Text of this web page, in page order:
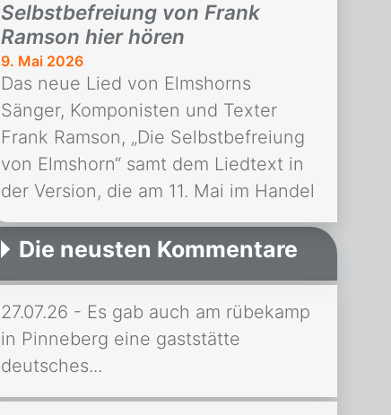
Musik Performance Künstler Gunter
Demnig im Rathaus Pinneberg
Stolpersteinverlegungen in
Pinneberg, Tornesch, Uetersen und
Elmshorn Henri-Goldstein-Haus und
Comenius Schule: Symposium in
Quickborn VHS Wedel: Vortrag zum
Angriff der […]
Selbstbefreiung von Frank
Ramson hier hören
9. Mai 2026
Das neue Lied von Elmshorns
Sänger, Komponisten und Texter
Frank Ramson, „Die Selbstbefreiung
von Elmshorn“ samt dem Liedtext in
der Version, die am 11. Mai im Handel
erscheint können Sie hier hören und
lesen. Das Lied entstand für die
Gedenkveranstaltung zum
Gedenktag 8. Mai in Zusammenarbeit
[…]
Die neusten Kommentare
27.07.26 - Es gab auch am rübekamp
in Pinneberg eine gaststätte
deutsches...